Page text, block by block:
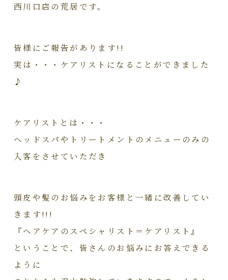
西川口店の荒居です。
皆様にご報告があります!!
実は・・・ケアリストになることができました
♪
ケアリストとは・・・
ヘッドスパやトリートメントの メニューのみの
入客 をさせていただき
頭皮や髪のお悩みをお客様と一緒に改善してい
きます!!!
『ヘアケアのスペシャリスト＝ケアリスト』
ということで、皆さんのお悩みにお答えできる
ように